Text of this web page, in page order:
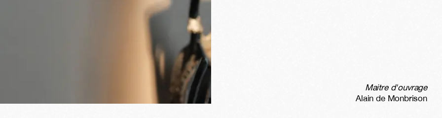
Maitre d'ouvrage
Alain de Monbrison